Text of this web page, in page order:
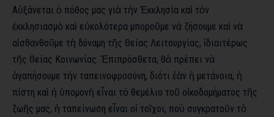
Αὐξάνεται ὁ πόθος μας γιὰ τὴν Ἐκκλησία καὶ τὸν
ἐκκλησιασμὸ καὶ εὐκολότερα μποροῦμε νὰ ζήσουμε καὶ νὰ
αἰσθανθοῦμε τὴ δύναμη τῆς Θείας Λειτουργίας, ἰδιαιτέρως
τῆς Θείας Κοινωνίας. Ἐπιπρόσθετα, θὰ πρέπει νὰ
ἀγαπήσουμε τὴν ταπεινοφροσύνη, διότι ἐὰν ἡ μετάνοια, ἡ
πίστη καὶ ἡ ὑπομονὴ εἶναι τὸ θεμέλιο τοῦ οἰκοδομήματος τῆς
ζωῆς μας, ἡ ταπείνωση εἶναι οἱ τοῖχοι, ποὺ συγκρατοῦν τὸ